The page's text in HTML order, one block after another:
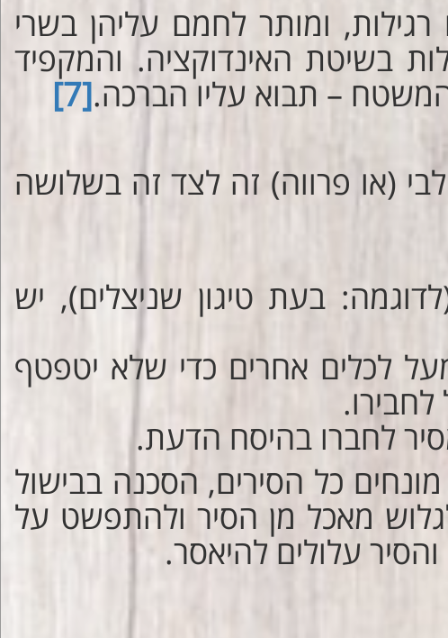
רגילות, ומותר לחמם עליהן בשרי
בשיטת האינדוקציה. והמקפיד
– תבוא עליו הברכה.[7]
(או פרווה) זה לצד זה בשלושה
בעת טיגון שניצלים), יש
לכלים אחרים כדי שלא יטפטף
לחברו בהיסח הדעת.
כל הסירים, הסכנה בבישול
מאכל מן הסיר ולהתפשט על
עלולים להיאסר.